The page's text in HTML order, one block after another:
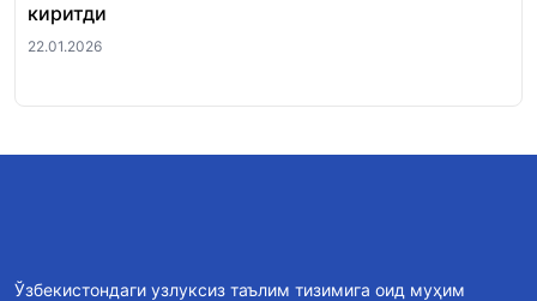
киритди
22.01.2026
Ўзбекистондаги узлуксиз таълим тизимига оид муҳим